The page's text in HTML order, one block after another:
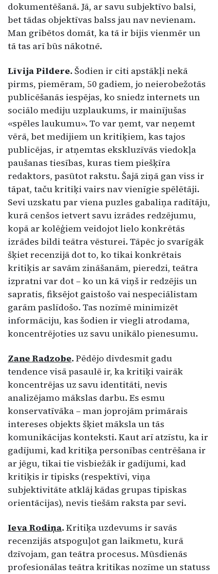
dokumentēšanā. Jā, ar savu subjektīvo balsi,
bet tādas objektīvas balss jau nav nevienam.
Man gribētos domāt, ka tā ir bijis vienmēr un
tā tas arī būs nākotnē.
Līvija Pildere. Šodien ir citi apstākļi nekā
pirms, piemēram, 50 gadiem, jo neierobežotās
publicēšanās iespējas, ko sniedz internets un
sociālo mediju uzplaukums, ir mainījušas
«spēles laukumu». To var ņemt, var neņemt
vērā, bet medijiem un kritiķiem, kas tajos
publicējas, ir atņemtas ekskluzīvās viedokļa
paušanas tiesības, kuras tiem piešķīra
redaktors, pasūtot rakstu. Šajā ziņā gan viss ir
tāpat, taču kritiķi vairs nav vienīgie spēlētāji.
Sevi uzskatu par viena puzles gabaliņa radītāju,
kurā cenšos ietvert savu izrādes redzējumu,
kopā ar kolēģiem veidojot lielo konkrētās
izrādes bildi teātra vēsturei. Tāpēc jo svarīgāk
šķiet recenzijā dot to, ko tikai konkrētais
kritiķis ar savām zināšanām, pieredzi, teātra
izpratni var dot – ko un kā viņš ir redzējis un
sapratis, fiksējot gaistošo vai nespeciālistam
garām paslīdošo. Tas nozīmē minimizēt
informāciju, kas šodien ir viegli atrodama,
koncentrējoties uz savu unikālo pienesumu.
Zane Radzobe. Pēdējo divdesmit gadu
tendence visā pasaulē ir, ka kritiķi vairāk
koncentrējas uz savu identitāti, nevis
analizējamo mākslas darbu. Es esmu
konservatīvāka – man joprojām primārais
intereses objekts šķiet māksla un tās
komunikācijas konteksti. Kaut arī atzīstu, ka ir
gadījumi, kad kritiķa personības centrēšana ir
ar jēgu, tikai tie visbiežāk ir gadījumi, kad
kritiķis ir tipisks (respektīvi, viņa
subjektivitāte atklāj kādas grupas tipiskas
orientācijas), nevis tiešām raksta par sevi.
Ieva Rodiņa. Kritiķa uzdevums ir savās
recenzijās atspoguļot gan laikmetu, kurā
dzīvojam, gan teātra procesus. Mūsdienās
profesionālas teātra kritikas nozīme un statuss